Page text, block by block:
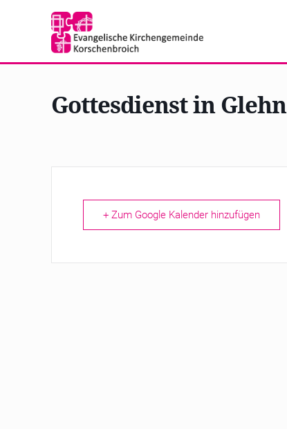
Gottesdienst in Glehn
+ Zum Google Kalender hinzufügen